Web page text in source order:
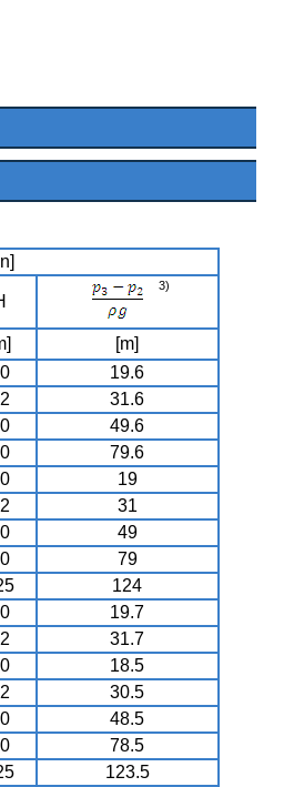
3)
[m]
19.6
31.6
49.6
79.6
19
31
49
79
124
19.7
31.7
18.5
30.5
48.5
78.5
123.5